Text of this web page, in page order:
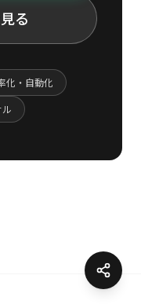
る
化・自動化